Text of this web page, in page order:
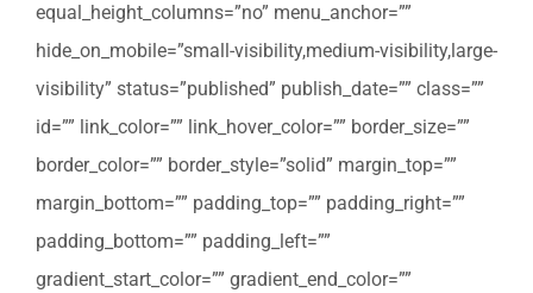
equal_height_columns=”no” menu_anchor=””
hide_on_mobile=”small-visibility,medium-visibility,large-
visibility” status=”published” publish_date=”” class=””
id=”” link_color=”” link_hover_color=”” border_size=””
border_color=”” border_style=”solid” margin_top=””
margin_bottom=”” padding_top=”” padding_right=””
padding_bottom=”” padding_left=””
gradient_start_color=”” gradient_end_color=””